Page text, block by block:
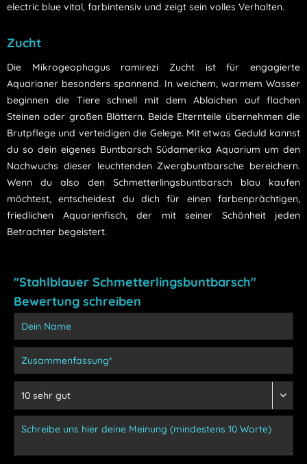
electric blue vital, farbintensiv und zeigt sein volles Verhalten.
Zucht
Die Mikrogeophagus ramirezi Zucht ist für engagierte
Aquarianer besonders spannend. In weichem, warmem Wasser
beginnen die Tiere schnell mit dem Ablaichen auf flachen
Steinen oder großen Blättern. Beide Elternteile übernehmen die
Brutpflege und verteidigen die Gelege. Mit etwas Geduld kannst
du so dein eigenes Buntbarsch Südamerika Aquarium um den
Nachwuchs dieser leuchtenden Zwergbuntbarsche bereichern.
Wenn du also den Schmetterlingsbuntbarsch blau kaufen
möchtest, entscheidest du dich für einen farbenprächtigen,
friedlichen Aquarienfisch, der mit seiner Schönheit jeden
Betrachter begeistert.
"Stahlblauer Schmetterlingsbuntbarsch"
Bewertung schreiben